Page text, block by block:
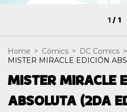
1/1
Home > Cómics > DC Comics >
MISTER MIRACLE EDICIÓN
MISTER MIRACLE
ABSOLUTA (2DA